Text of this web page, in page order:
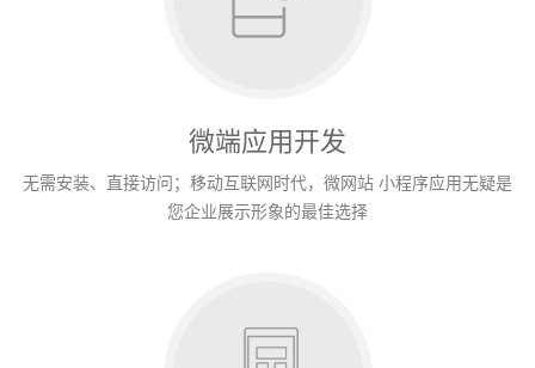
微端应用开发
无需安装、直接访问；移动互联网时代，微网站 小程序应用无疑是
您企业展示形象的最佳选择